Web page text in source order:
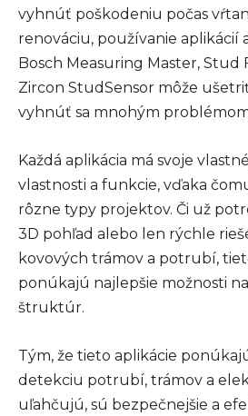
vyhnúť poškodeniu počas
renováciu, používanie aplikácií
Bosch Measuring Master, Stud
Zircon StudSensor môže
vyhnúť sa mnohým
Každá aplikácia má svoje
vlastnosti a funkcie, vďaka
rôzne typy projektov. Či už
3D pohľad alebo len rýchle
kovových trámov a potrubí,
ponúkajú najlepšie možnosti
štruktúr.
Tým, že tieto aplikácie
detekciu potrubí, trámov a
uľahčujú, sú bezpečnejšie a